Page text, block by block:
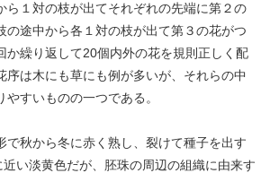
ら１対の枝が出てそれぞれの先端に第２の
の途中から各１対の枝が出て第３の花がつ
か繰り返して20個内外の花を規則正しく配
序は木にも草にも例が多いが、それらの中
すいものの一つである。
で秋から冬に赤く熟し、裂けて種子を出す
い淡黄色だが、胚珠の周辺の組織に由来す